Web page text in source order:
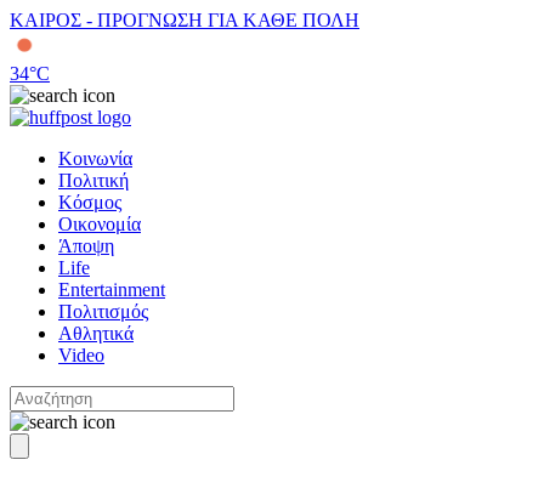
ΚΑΙΡΟΣ - ΠΡΟΓΝΩΣΗ ΓΙΑ ΚΑΘΕ ΠΟΛΗ
34°C
Κοινωνία
Πολιτική
Κόσμος
Οικονομία
Άποψη
Life
Entertainment
Πολιτισμός
Αθλητικά
Video